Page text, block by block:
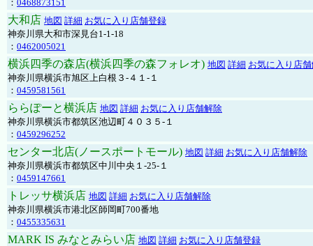
： 0468873151
大和店 地図 詳細 お気に入り店舗登録
神奈川県大和市深見台1-1-18
： 0462005021
横浜四季の森店(横浜四季の森フォレオ) 地図 詳細 お気に入り店
神奈川県横浜市旭区上白根３-４１-１
： 0459581561
ららぽーと横浜店 地図 詳細 お気に入り店舗解除
神奈川県横浜市都筑区池辺町４０３５-１
： 0459296252
センター北店(ノースポートモール) 地図 詳細 お気に入り店舗解除
神奈川県横浜市都筑区中川中央１-25-１
： 0459147661
トレッサ横浜店 地図 詳細 お気に入り店舗解除
神奈川県横浜市港北区師岡町700番地
： 0455335631
MARK IS みなとみらい店 地図 詳細 お気に入り店舗登録